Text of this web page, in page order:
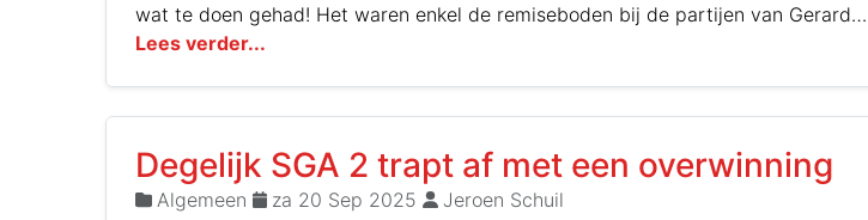
wat te doen gehad! Het waren enkel de remiseboden bij de partijen van Gerard
;-) Laat het nou deze wedstrijd gelijk anders lopen voor onze nieuwe captain…
Lees verder...
Degelijk SGA 2 trapt af met een overwinning
Algemeen za 20 Sep 2025
Jeroen Schuil